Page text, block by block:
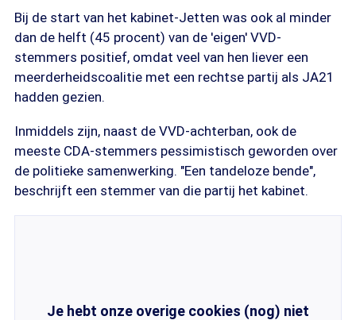
Bij de start van het kabinet-Jetten was ook al minder
dan de helft (45 procent) van de 'eigen' VVD-
stemmers positief, omdat veel van hen liever een
meerderheidscoalitie met een rechtse partij als JA21
hadden gezien.
Inmiddels zijn, naast de VVD-achterban, ook de
meeste CDA-stemmers pessimistisch geworden over
de politieke samenwerking. "Een tandeloze bende",
beschrijft een stemmer van die partij het kabinet.
Je hebt onze overige cookies (nog) niet